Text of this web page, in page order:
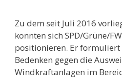
Zu dem seit Juli 2016
konnten sich SPD/Grüne/
positionieren. Er formuliert
Bedenken gegen die
Windkraftanlagen im